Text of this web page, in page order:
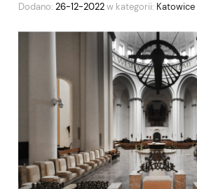
Dodano: 26-12-2022w kategorii: Katowice